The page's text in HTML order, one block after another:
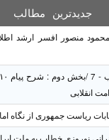
جدیدترین مطالب
منصور افسر ارشد
انقلابی
ریاست جمهوری از نگاه